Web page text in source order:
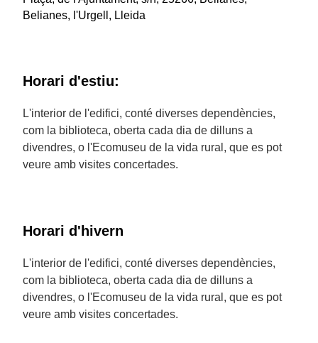
Belianes, l'Urgell, Lleida
Horari d'estiu:
L'interior de l'edifici, conté diverses dependències,
com la biblioteca, oberta cada dia de dilluns a
divendres, o l'Ecomuseu de la vida rural, que es pot
veure amb visites concertades.
Horari d'hivern
L'interior de l'edifici, conté diverses dependències,
com la biblioteca, oberta cada dia de dilluns a
divendres, o l'Ecomuseu de la vida rural, que es pot
veure amb visites concertades.